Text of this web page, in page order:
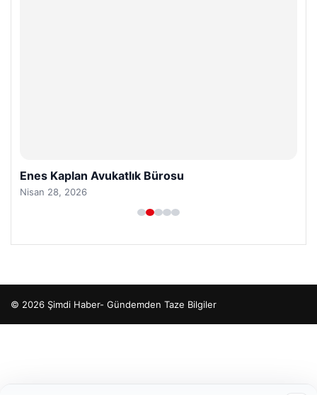
Enes Kaplan Avukatlık Bürosu
Nisan 28, 2026
© 2026 Şimdi Haber- Gündemden Taze Bilgiler